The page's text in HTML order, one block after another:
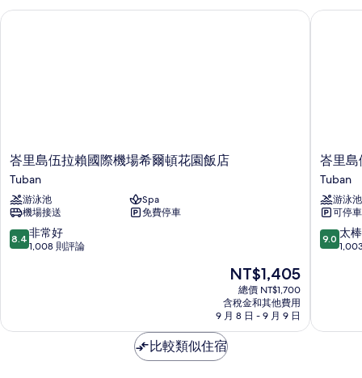
片
的
峇
里
島
伍
拉
賴
國
頓
峇里島伍拉賴國際機場希爾頓花園飯店
Tuban
游泳池
Spa
機場接送
免費停車
8.4
分，
常
8.4 非常好
1,008 則評論
現
在
價
格
為
NT$1,405
總價 NT$1,700
含稅金和其他費用
9 月 8 日 - 9 月 9 日
峇里島伍拉賴國際機場希爾頓花園飯店
峇
里
島
伍
拉
賴
國
特
峇里島
Tuban
游泳池
可停車
9.0
分，
棒
9.0 太
峇里島
比較類似住宿